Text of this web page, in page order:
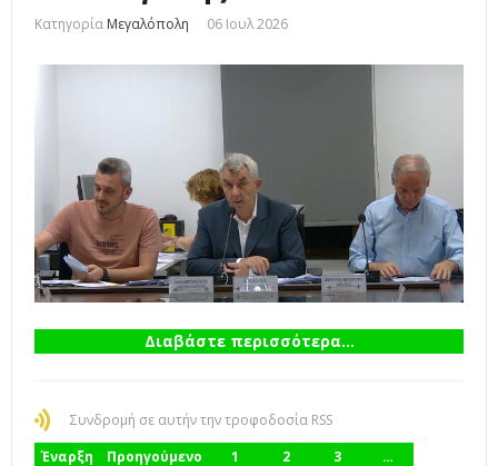
Κατηγορία Μεγαλόπολη 06 Ιουλ 2026
Διαβάστε περισσότερα...
Συνδρομή σε αυτήν την τροφοδοσία RSS
Έναρξη
Προηγούμενο 1 2 3
…